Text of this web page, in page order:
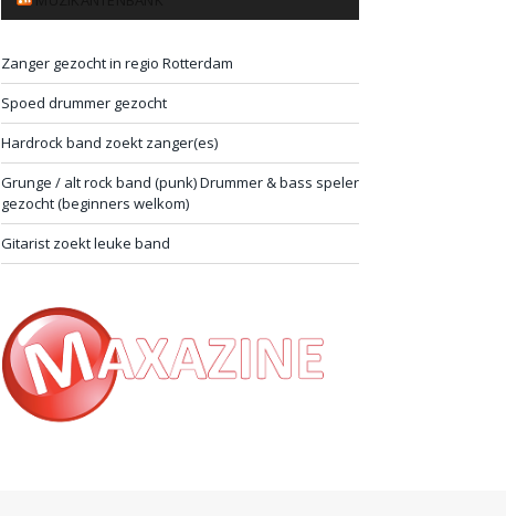
Zanger gezocht in regio Rotterdam
Spoed drummer gezocht
Hardrock band zoekt zanger(es)
Grunge / alt rock band (punk) Drummer & bass speler
gezocht (beginners welkom)
Gitarist zoekt leuke band